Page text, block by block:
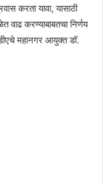
करता यावा, यासाठी
वाढ करण्याबाबतचा निर्णय
महानगर आयुक्त डॉ.